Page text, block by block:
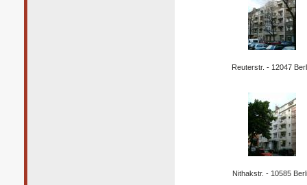
Reuterstr. - 12047
Nithakstr. - 10585